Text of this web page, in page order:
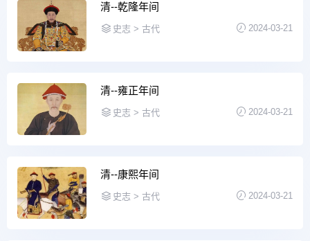
清--乾隆年间
史志 > 古代 2024-03-21
清--雍正年间
史志 > 古代 2024-03-21
清--康熙年间
史志 > 古代 2024-03-21